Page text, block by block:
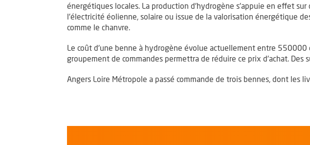
énergétiques locales. La production d'hydrogène s'appuie en effet
l'électricité éolienne, solaire ou issue de la valorisation énergétique
comme le chanvre.
Le coût d'une benne à hydrogène évolue actuellement entre
groupement de commandes permettra de réduire ce prix d'achat.
Angers Loire Métropole a passé commande de trois bennes, dont les